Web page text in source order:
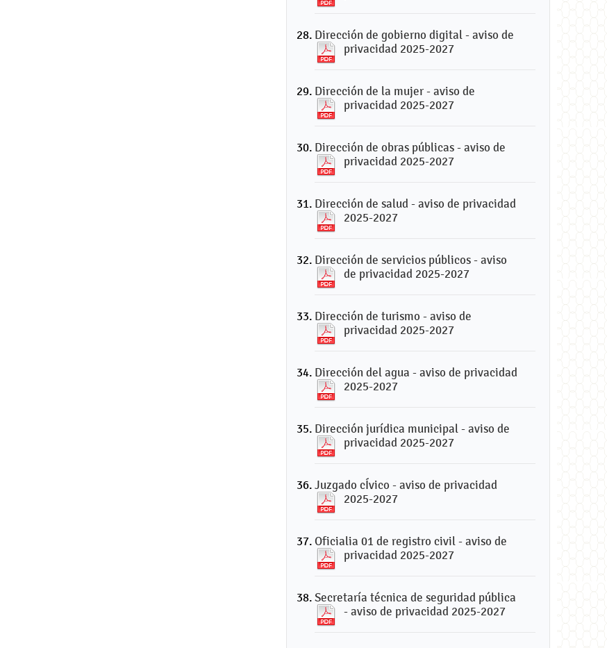
Dirección de gobierno digital - aviso de
privacidad 2025-2027
Dirección de la mujer - aviso de
privacidad 2025-2027
Dirección de obras públicas - aviso de
privacidad 2025-2027
Dirección de salud - aviso de privacidad
2025-2027
Dirección de servicios públicos - aviso
de privacidad 2025-2027
Dirección de turismo - aviso de
privacidad 2025-2027
Dirección del agua - aviso de privacidad
2025-2027
Dirección jurídica municipal - aviso de
privacidad 2025-2027
Juzgado cÍvico - aviso de privacidad
2025-2027
Oficialia 01 de registro civil - aviso de
privacidad 2025-2027
Secretaría técnica de seguridad pública
- aviso de privacidad 2025-2027